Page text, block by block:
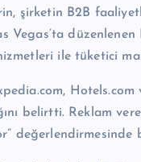
şirketin B2B
Vegas’ta
ile tüketici
Hotels.com
belirtti. Reklam
değerlendirmesinde